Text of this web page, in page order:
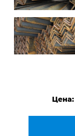
Цена: